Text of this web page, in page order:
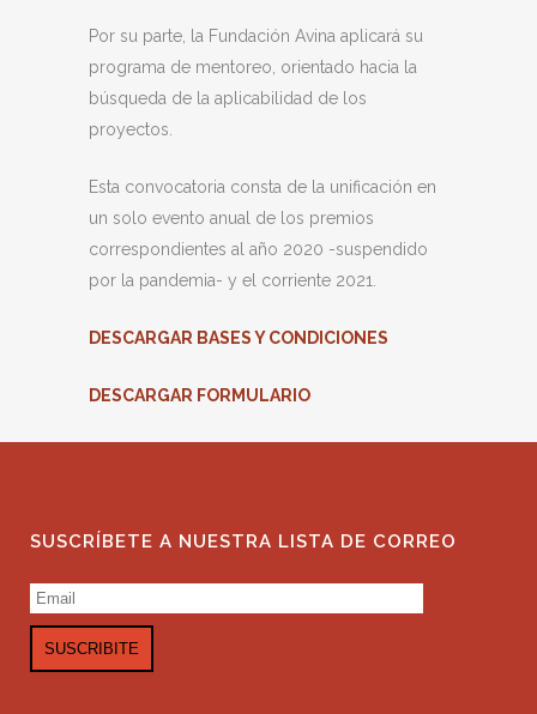
Por su parte, la Fundación Avina aplicará su
programa de mentoreo, orientado hacia la
búsqueda de la aplicabilidad de los
proyectos.
Esta convocatoria consta de la unificación en
un solo evento anual de los premios
correspondientes al año 2020 -suspendido
por la pandemia- y el corriente 2021.
DESCARGAR BASES Y CONDICIONES
DESCARGAR FORMULARIO
SUSCRÍBETE A NUESTRA LISTA DE CORREO